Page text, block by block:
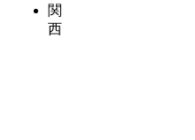
関
西